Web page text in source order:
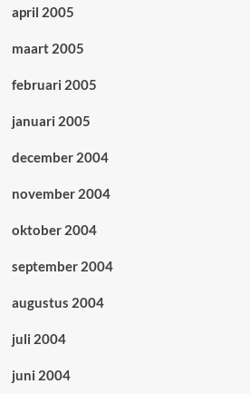
april 2005
maart 2005
februari 2005
januari 2005
december 2004
november 2004
oktober 2004
september 2004
augustus 2004
juli 2004
juni 2004